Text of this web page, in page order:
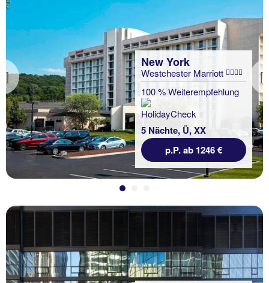
Previous
New York
Westchester Marriott
100 % Weiterempfehlung
5 Nächte, Ü, XX
p.P. ab 1246 €